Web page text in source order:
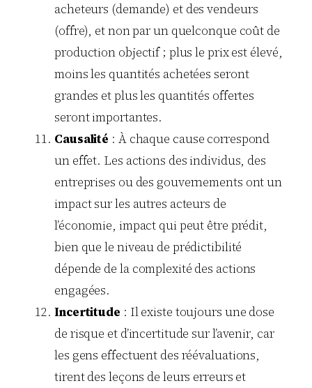
acheteurs (demande) et des vendeurs
(offre), et non par un quelconque coût de
production objectif ; plus le prix est élevé,
moins les quantités achetées seront
grandes et plus les quantités offertes
seront importantes.
Causalité : À chaque cause correspond
un effet. Les actions des individus, des
entreprises ou des gouvernements ont un
impact sur les autres acteurs de
l’économie, impact qui peut être prédit,
bien que le niveau de prédictibilité
dépende de la complexité des actions
engagées.
Incertitude : Il existe toujours une dose
de risque et d’incertitude sur l’avenir, car
les gens effectuent des réévaluations,
tirent des leçons de leurs erreurs et